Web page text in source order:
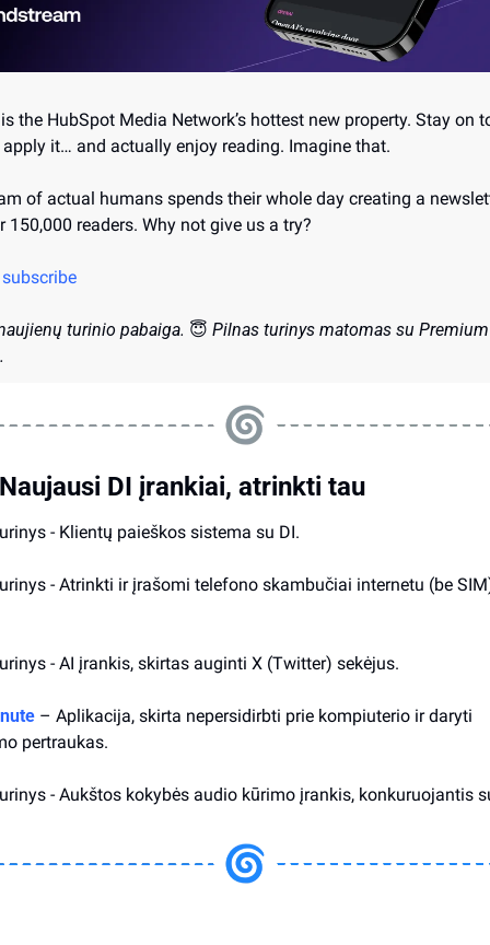
the HubSpot Media Network’s hottest new property. Stay on
it… and actually enjoy reading. Imagine that.
of actual humans spends their whole day creating a
150,000 readers. Why not give us a try?
turinio pabaiga. 😇 Pilnas turinys matomas su Premium
DI įrankiai, atrinkti tau
- Klientų paieškos sistema su DI.
- Atrinkti ir įrašomi telefono skambučiai internetu (be
- AI įrankis, skirtas auginti X (Twitter) sekėjus.
– Aplikacija, skirta nepersidirbti prie kompiuterio ir daryti
pertraukas.
- Aukštos kokybės audio kūrimo įrankis, konkuruojantis